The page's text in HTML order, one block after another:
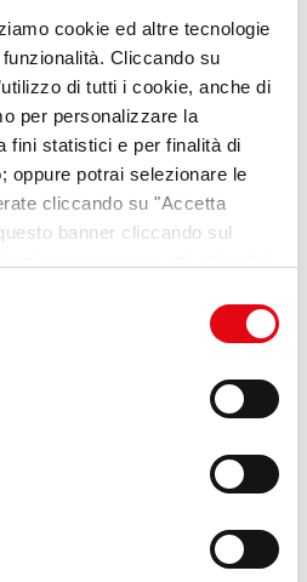
cookie ed altre tecnologie
Cliccando su
di tutti i cookie, anche di
per personalizzare la
fini statistici e per finalità di
oppure potrai selezionare le
cliccando su "Accetta
banner cliccando sul
in ogni momento mediante il
a fine pagina. Per ulteriori
Cookie
per chi cerca
e consigli sul
del lavoro
Lab Umana